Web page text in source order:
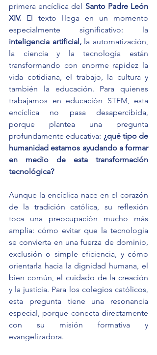
primera encíclica del Santo Padre León
XIV. El texto llega en un momento
inteligencia artificial, la automatización,
la ciencia y la tecnología están
transformando con enorme rapidez la
vida cotidiana, el trabajo, la cultura y
también la educación. Para quienes
trabajamos en educación STEM, esta
encíclica no pasa desapercibida,
porque plantea una pregunta
profundamente educativa: ¿qué tipo de
humanidad estamos ayudando a formar
en medio de esta transformación
tecnológica?
Aunque la encíclica nace en el corazón
de la tradición católica, su reflexión
toca una preocupación mucho más
amplia: cómo evitar que la tecnología
se convierta en una fuerza de dominio,
exclusión o simple eficiencia, y cómo
orientarla hacia la dignidad humana, el
bien común, el cuidado de la creación
y la justicia. Para los colegios católicos,
esta pregunta tiene una resonancia
especial, porque conecta directamente
con su misión formativa y
evangelizadora.